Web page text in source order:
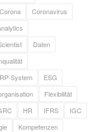
Corona
Coronavirus
Daten
System
ESG
Flexibilität
HR IFRS
IGC
Kompetenzen